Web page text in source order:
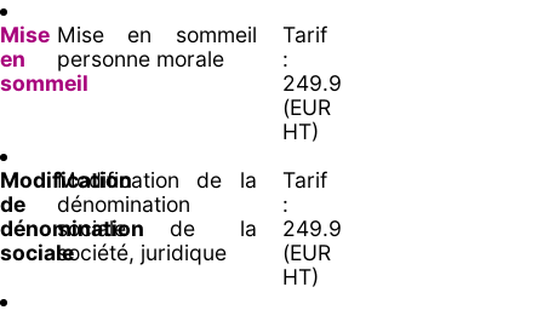
Mise
en
sommeil
Mise en sommeil
personne morale
Tarif
:
249.9
(EUR
HT)
Modification
de
dénomination
sociale
Modification de la
dénomination
sociale de la
société, juridique
Tarif
:
249.9
(EUR
HT)